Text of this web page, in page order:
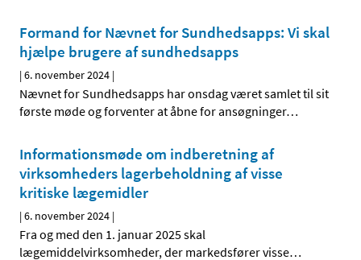
Formand for Nævnet for Sundhedsapps: Vi skal
hjælpe brugere af sundhedsapps
|6. november 2024 |
Nævnet for Sundhedsapps har onsdag været samlet til sit
første møde og forventer at åbne for ansøgninger…
Informationsmøde om indberetning af
virksomheders lagerbeholdning af visse
kritiske lægemidler
|6. november 2024 |
Fra og med den 1. januar 2025 skal
lægemiddelvirksomheder, der markedsfører visse…